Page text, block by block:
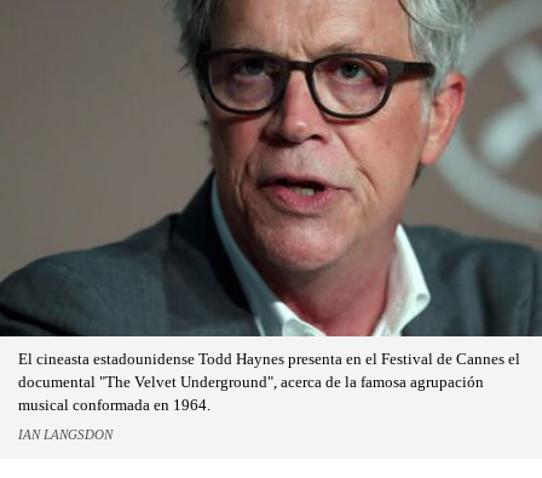
El cineasta estadounidense Todd Haynes presenta en el Festival de Cannes el
documental "The Velvet Underground", acerca de la famosa agrupación
musical conformada en 1964.
IAN LANGSDON